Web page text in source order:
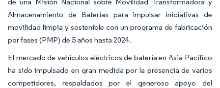
Almacenamiento de Baterías para impulsar iniciativas de
movilidad limpia y sostenible con un programa de fabricación
por fases (PMP) de 5 años hasta 2024.
El mercado de vehículos eléctricos de batería en Asia-Pacífico
ha sido impulsado en gran medida por la presencia de varios
competidores, respaldados por el generoso apoyo del